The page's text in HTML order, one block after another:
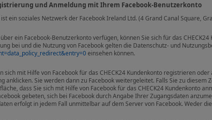
und Anmeldung mit Ihrem Facebook-Benutzerkonto
ist ein soziales Netzwerk der Facebook Ireland Ltd. (4 Grand Canal Square,
ein Facebook-Benutzerkonto verfügen, können Sie sich für das
bei und die Nutzung von Facebook gelten die Datenschutz- und
einsehen können.
sich mit Hilfe von Facebook für das CHECK24 Kundenkonto registrieren
anklicken. Sie werden dann zu Facebook weitergeleitet. Falls Sie zu
dass Sie sich mit Hilfe von Facebook für das CHECK24 Kundenkonto
gebeten, sich bei Facebook durch Angabe Ihrer Zugangsdaten
erfolgt in jedem Fall unmittelbar auf dem Server von Facebook. Weder